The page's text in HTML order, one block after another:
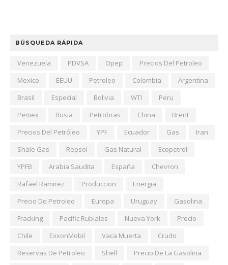
BÚSQUEDA RÁPIDA
Venezuela PDVSA Opep
Precios Del Petroleo
Mexico
EEUU Petroleo Colombia
Argentina
Brasil
Especial Bolivia WTI
Peru
Pemex
Rusia Petrobras China
Brent
Precios Del Petróleo
YPF Ecuador Gas
Iran
Shale Gas
Repsol Gas Natural
Ecopetrol
YPFB
Arabia Saudita España
Chevron
Rafael Ramirez
Produccion
Energia
Precio De Petroleo
Europa Uruguay
Gasolina
Fracking
Pacific Rubiales Nueva York
Precio
Chile
ExxonMobil Vaca Muerta
Crudo
Reservas De Petroleo
Shell
Precio De La Gasolina